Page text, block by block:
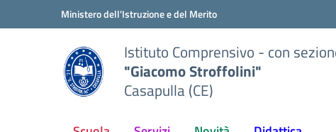
Vai ai contenuti
Vai al menu di navigazioneMinistero dell'Istruzione e del Merito
Istituto Comprensivo - con
"Giacomo Stroffolini"
Casapulla (CE)